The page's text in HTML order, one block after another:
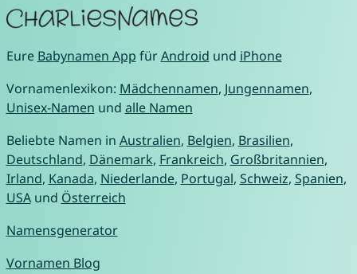
Eure Babynamen App fürAndroid und iPhone
Vornamenlexikon: Mädchennamen, Jungennamen,
Unisex-Namen und alle Namen
Beliebte Namen in Australien, Belgien, Brasilien,
Deutschland, Dänemark, Frankreich, Großbritannien,
Irland, Kanada, Niederlande, Portugal, Schweiz, Spanien,
USAund Österreich
Namensgenerator
Vornamen Blog